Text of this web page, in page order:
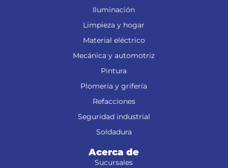
Iluminación
Limpieza y hogar
Material eléctrico
Mecánica y automotriz
Pintura
Plomería y grifería
Refacciones
Seguridad industrial
Soldadura
Acerca de
Sucursales